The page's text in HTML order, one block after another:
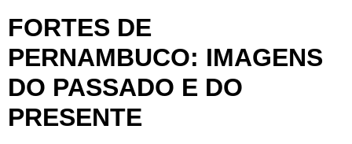
FORTES DE
PERNAMBUCO: IMAGENS
DO PASSADO E DO
PRESENTE